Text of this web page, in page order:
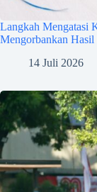
Langkah Mengatasi
Mengorbankan Hasil
14 Juli 2026